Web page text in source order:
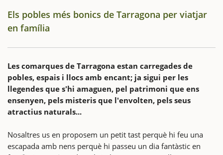
Els pobles més bonics de Tarragona per viatjar
en família
Les comarques de Tarragona estan carregades de
pobles, espais i llocs amb encant; ja sigui per les
llegendes que s'hi amaguen, pel patrimoni que ens
ensenyen, pels misteris que l'envolten, pels seus
atractius naturals...
Nosaltres us en proposem un petit tast perquè hi feu una
escapada amb nens perquè hi passeu un dia fantàstic en